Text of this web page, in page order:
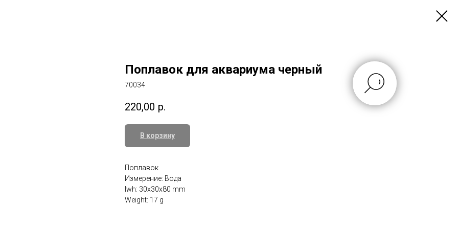
Поплавок для аквариума черный
70034
220,00 р.
В корзину
Поплавок
Измерение: Вода
lwh: 30x30x80 mm
Weight: 17 g